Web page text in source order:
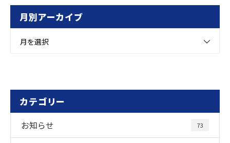
月別アーカイブ
月を選択
カテゴリー
お知らせ 73